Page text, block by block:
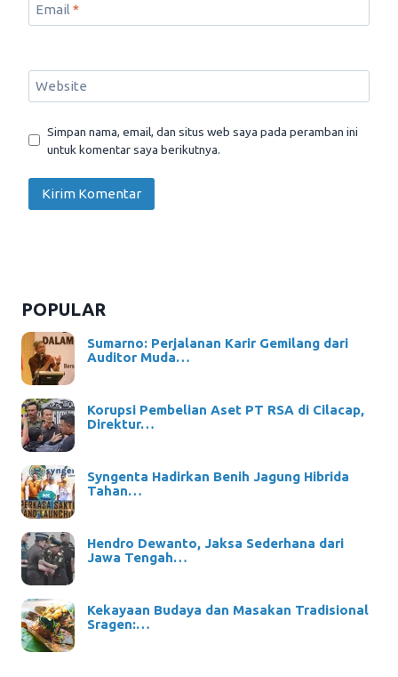
Email *
Website
Simpan nama, email, dan situs web saya pada peramban ini
untuk komentar saya berikutnya.
POPULAR
Sumarno: Perjalanan Karir Gemilang dari
Auditor Muda…
Korupsi Pembelian Aset PT RSA di Cilacap,
Direktur…
Syngenta Hadirkan Benih Jagung Hibrida
Tahan…
Hendro Dewanto, Jaksa Sederhana dari
Jawa Tengah…
Kekayaan Budaya dan Masakan Tradisional
Sragen:…